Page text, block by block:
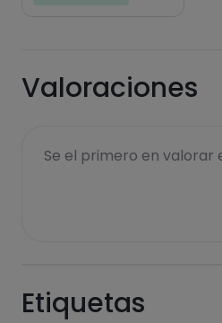
Valoraciones
Se el primero en valorar
Etiquetas